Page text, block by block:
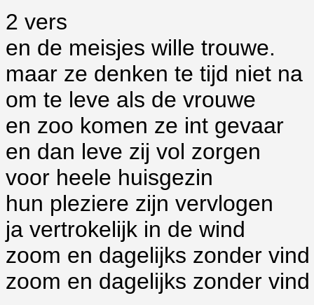
2 vers
en de meisjes wille trouwe.
maar ze denken te tijd niet na
om te leve als de vrouwe
en zoo komen ze int gevaar
en dan leve zij vol zorgen
voor heele huisgezin
hun pleziere zijn vervlogen
ja vertrokelijk in de wind
zoom en dagelijks zonder vind
zoom en dagelijks zonder vind